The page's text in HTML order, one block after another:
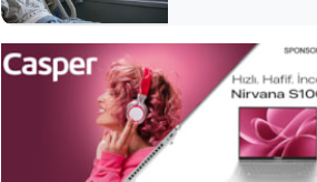
Savunması 'pes'
dedirtti